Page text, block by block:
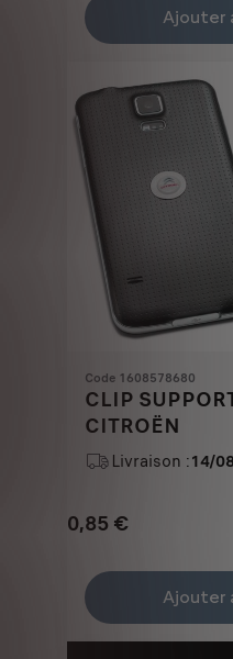
20,03
updated
Ajouter
Code 1608578680
CLIP
CITROËN
Livraison :14/08
0,85 €
Price
0,85
€
Quantity
updated
1
Ajouter